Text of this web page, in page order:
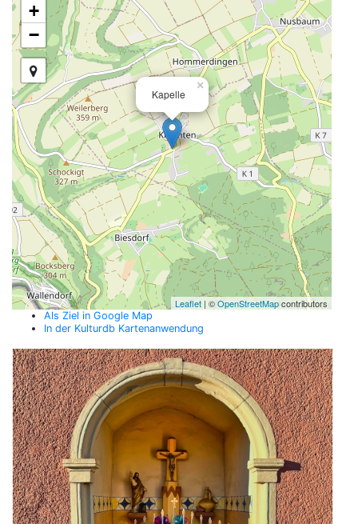
Kapelle
×
+
−
Leaflet | ©OpenStreetMapcontributors
Als Ziel in Google Map
In der Kulturdb Kartenanwendung